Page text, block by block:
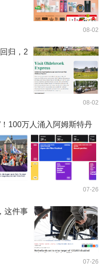
08-02
归，2
08-02
100万人涌入阿姆斯特丹
07-26
这件事
07-26